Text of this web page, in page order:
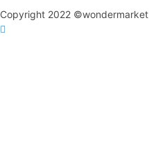
Copyright 2022 ©wondermarket